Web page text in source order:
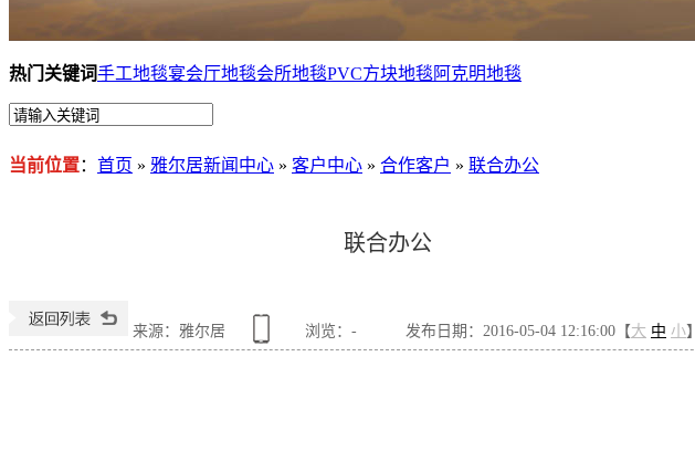
热门关键词手工地毯宴会厅地毯会所地毯PVC方块地毯阿克明地毯
当前位置： 首页 » 雅尔居新闻中心 » 客户中心 » 合作客户 » 联合办公
联合办公
来源：雅尔居 浏览： - 发布日期：2016-05-04 12:16:00【大 中 小】